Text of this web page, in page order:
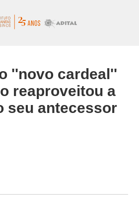
''novo cardeal''
reaproveitou a
seu antecessor